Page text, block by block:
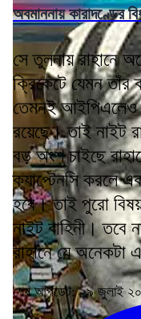
অবমাননায় কারাদণ্ডের
সে তুলনায় রাহানে
ক্রিকেটে যেমন তাঁর
তেমনই আইপিএলেও
রয়েছে। তাই নাইট
বড় অংশ চাইছে
ক্যাপ্টেনসি করলে
হবে। তাই পুরো
নাইট বাহিনী। তবে
রাহানে যে অনেকটা
শেষ আপডেট: ২৯ জুলাই